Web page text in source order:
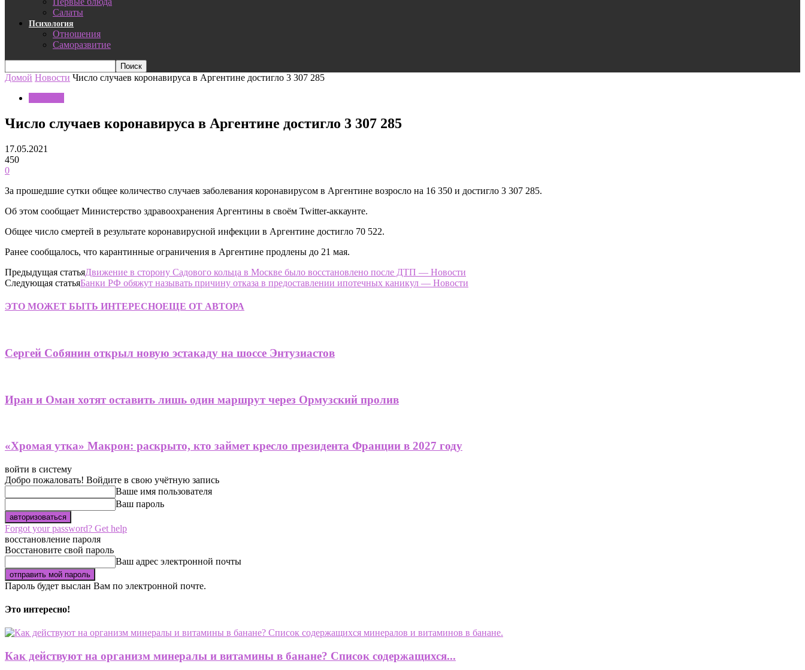
Салаты
Психология
Отношения
Саморазвитие
Домой Новости Число случаев коронавируса в Аргентине достигло 3 307 285
Число случаев коронавируса в Аргентине достигло 3 307 285
17.05.2021
450
0
За прошедшие сутки общее количество случаев заболевания коронавирусом в Аргентине возросло на 16 350 и достигло 3 307 285.
Об этом сообщает Министерство здравоохранения Аргентины в своём Twitter-аккаунте.
Общее число смертей в результате коронавирусной инфекции в Аргентине достигло 70 522.
Ранее сообщалось, что карантинные ограничения в Аргентине продлены до 21 мая.
Предыдущая статьяДвижение в сторону Садового кольца в Москве было восстановлено после ДТП — Новости
Следующая статьяБанки РФ обяжут называть причину отказа в предоставлении ипотечных каникул — Новости
ЭТО МОЖЕТ БЫТЬ ИНТЕРЕСНОЕЩЕ ОТ АВТОРА
Сергей Собянин открыл новую эстакаду на шоссе Энтузиастов
Иран и Оман хотят оставить лишь один маршрут через Ормузский пролив
«Хромая утка» Макрон: раскрыто, кто займет кресло президента Франции в 2027 году
войти в систему
Добро пожаловать! Войдите в свою учётную запись
Ваше имя пользователя
Ваш пароль
Forgot your password? Get help
восстановление пароля
Восстановите свой пароль
Ваш адрес электронной почты
Пароль будет выслан Вам по электронной почте.
Это интересно!
Как действуют на организм минералы и витамины в банане? Список содержащихся...